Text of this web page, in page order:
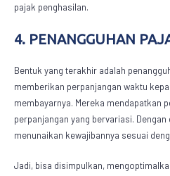
pajak penghasilan.
4. PENANGGUHAN
Bentuk yangterakhir adalah
memberikan perpanjangan waktu
membayarnya. Mereka mendapatkan
perpanjangan yang bervariasi.
menunaikan kewajibannya sesuai
Jadi, bisa disimpulkan,